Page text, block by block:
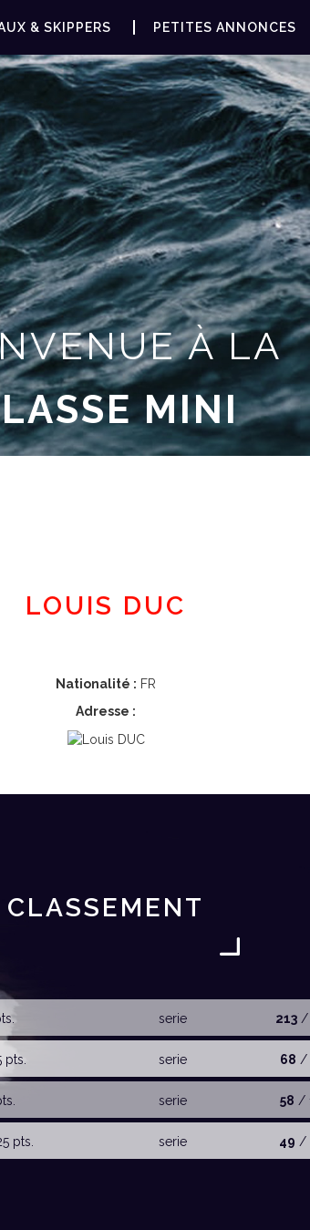
& SKIPPERS PETITES ANNONCES
À LA
MINI
LOUIS DUC
Nationalité : FR
Adresse :
CLASSEMENT
serie 213 /
pts. serie 68 /
serie 58 /
pts. serie 49 /